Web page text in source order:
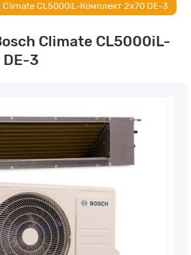
CL5000iL-Комплект 2x70 DE-3
Climate CL5000iL-
3